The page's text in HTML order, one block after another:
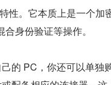
性。它本质上是一个加
身份验证等操作。
的 PC，你还可以单独